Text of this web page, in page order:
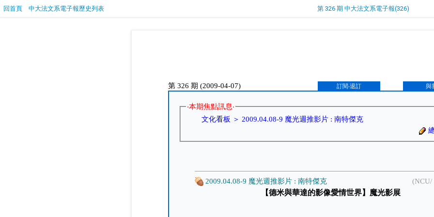
回首頁 中大法文系電子報歷史列表 第 326 期 中大法文系電子報(326)